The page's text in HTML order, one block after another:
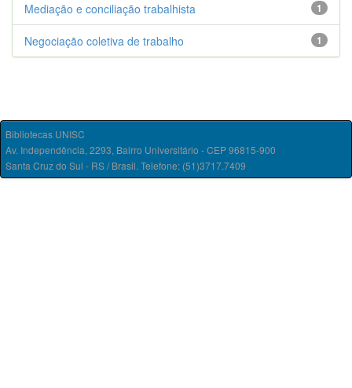
1
Mediação e conciliação trabalhista
1
Negociação coletiva de trabalho
Bibliotecas UNISC
Av. Independência, 2293, Bairro Universitário - CEP 96815-900
Santa Cruz do Sul - RS / Brasil. Telefone: (51)3717.7409